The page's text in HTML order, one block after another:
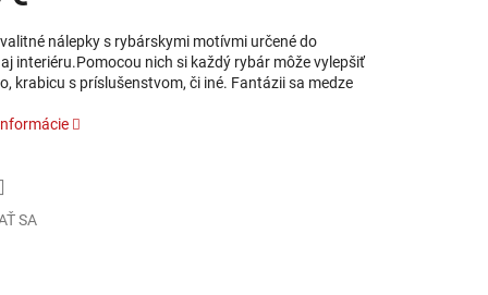
cena:
nálepky s rybárskymi motívmi určené do
interiéru.Pomocou nich si každý rybár môže vylepšiť
krabicu s príslušenstvom, či iné. Fantázii sa medze
SA